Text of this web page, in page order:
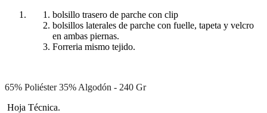
bolsillo trasero de parche con clip
bolsillos laterales de parche con fuelle, tapeta y velcro
en ambas piernas.
Forreria mismo tejido.
65% Poliéster 35% Algodón - 240 Gr
Hoja Técnica.